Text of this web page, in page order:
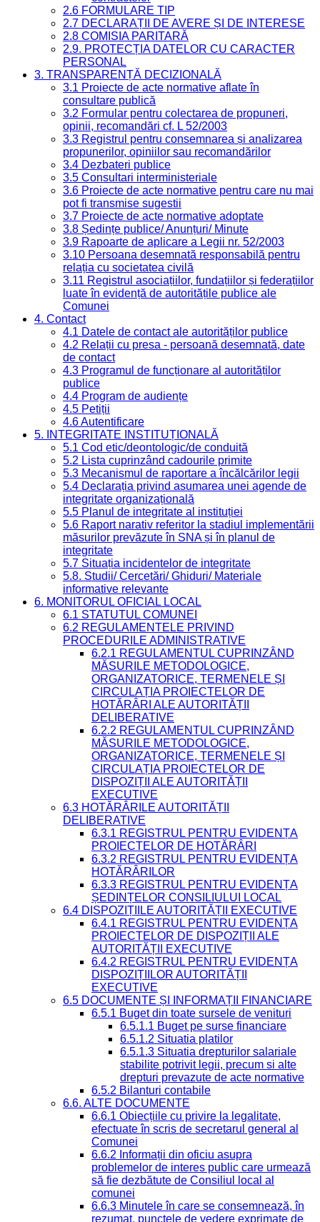
2.6 FORMULARE TIP
2.7 DECLARAȚII DE AVERE ȘI DE INTERESE
2.8 COMISIA PARITARĂ
2.9. PROTECȚIA DATELOR CU CARACTER
PERSONAL
3. TRANSPARENȚĂ DECIZIONALĂ
3.1 Proiecte de acte normative aflate în
consultare publică
3.2 Formular pentru colectarea de propuneri,
opinii, recomandări cf. L 52/2003
3.3 Registrul pentru consemnarea și analizarea
propunerilor, opiniilor sau recomandărilor
3.4 Dezbateri publice
3.5 Consultari interministeriale
3.6 Proiecte de acte normative pentru care nu mai
pot fi transmise sugestii
3.7 Proiecte de acte normative adoptate
3.8 Ședințe publice/ Anunțuri/ Minute
3.9 Rapoarte de aplicare a Legii nr. 52/2003
3.10 Persoana desemnată responsabilă pentru
relația cu societatea civilă
3.11 Registrul asociațiilor, fundațiilor și federațiilor
luate în evidență de autoritățile publice ale
Comunei
4. Contact
4.1 Datele de contact ale autorităților publice
4.2 Relații cu presa - persoană desemnată, date
de contact
4.3 Programul de funcționare al autorităților
publice
4.4 Program de audiențe
4.5 Petiții
4.6 Autentificare
5. INTEGRITATE INSTITUȚIONALĂ
5.1 Cod etic/deontologic/de conduită
5.2 Lista cuprinzând cadourile primite
5.3 Mecanismul de raportare a încălcărilor legii
5.4 Declarația privind asumarea unei agende de
integritate organizațională
5.5 Planul de integritate al instituției
5.6 Raport narativ referitor la stadiul implementării
măsurilor prevăzute în SNA și în planul de
integritate
5.7 Situația incidentelor de integritate
5.8. Studii/ Cercetări/ Ghiduri/ Materiale
informative relevante
6. MONITORUL OFICIAL LOCAL
6.1 STATUTUL COMUNEI
6.2 REGULAMENTELE PRIVIND
PROCEDURILE ADMINISTRATIVE
6.2.1 REGULAMENTUL CUPRINZÂND
MĂSURILE METODOLOGICE,
ORGANIZATORICE, TERMENELE ȘI
CIRCULAȚIA PROIECTELOR DE
HOTĂRÂRI ALE AUTORITĂȚII
DELIBERATIVE
6.2.2 REGULAMENTUL CUPRINZÂND
MĂSURILE METODOLOGICE,
ORGANIZATORICE, TERMENELE ȘI
CIRCULAȚIA PROIECTELOR DE
DISPOZIȚII ALE AUTORITĂȚII
EXECUTIVE
6.3 HOTĂRÂRILE AUTORITĂȚII
DELIBERATIVE
6.3.1 REGISTRUL PENTRU EVIDENȚA
PROIECTELOR DE HOTĂRÂRI
6.3.2 REGISTRUL PENTRU EVIDENȚA
HOTĂRÂRILOR
6.3.3 REGISTRUL PENTRU EVIDENȚA
ȘEDINȚELOR CONSILIULUI LOCAL
6.4 DISPOZIȚIILE AUTORITĂȚII EXECUTIVE
6.4.1 REGISTRUL PENTRU EVIDENȚA
PROIECTELOR DE DISPOZIȚII ALE
AUTORITĂȚII EXECUTIVE
6.4.2 REGISTRUL PENTRU EVIDENȚA
DISPOZIȚIILOR AUTORITĂȚII
EXECUTIVE
6.5 DOCUMENTE ȘI INFORMAȚII FINANCIARE
6.5.1 Buget din toate sursele de venituri
6.5.1.1 Buget pe surse financiare
6.5.1.2 Situatia platilor
6.5.1.3 Situatia drepturilor salariale
stabilite potrivit legii, precum si alte
drepturi prevazute de acte normative
6.5.2 Bilanturi contabile
6.6. ALTE DOCUMENTE
6.6.1 Obiecțiile cu privire la legalitate,
efectuate în scris de secretarul general al
Comunei
6.6.2 Informații din oficiu asupra
problemelor de interes public care urmează
să fie dezbătute de Consiliul local al
comunei
6.6.3 Minutele în care se consemnează, în
rezumat, punctele de vedere exprimate de